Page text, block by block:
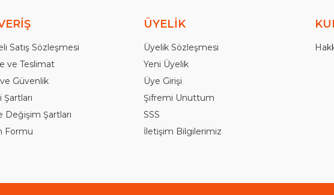
Satış Sözleşmesi
ve Teslimat
Güvenlik
Şartları
Değişim Şartları
Formu
ÜYELİK
Üyelik Sözleşmesi
Yeni Üyelik
Üye Girişi
Şifremi Unuttum
SSS
İletişim Bilgilerimiz